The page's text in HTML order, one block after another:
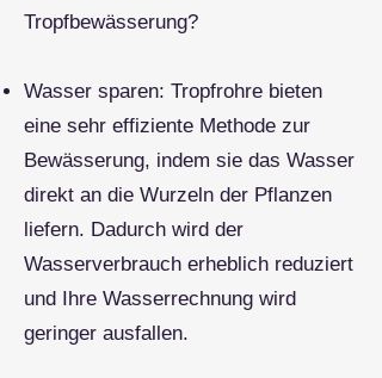
Tropfbewässerung?
Wasser sparen: Tropfrohre bieten
eine sehr effiziente Methode zur
Bewässerung, indem sie das Wasser
direkt an die Wurzeln der Pflanzen
liefern. Dadurch wird der
Wasserverbrauch erheblich reduziert
und Ihre Wasserrechnung wird
geringer ausfallen.​